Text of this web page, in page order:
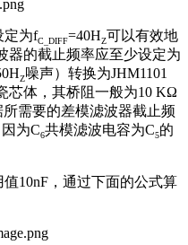
定为fC_DIFF=40HZ可以有效地
器的截止频率应至少设定为
Z噪声）转换为JHM1101
芯体，其桥阻一般为10 KΩ
所需要的差模滤波器截止频
为C6共模滤波电容为C5的
值10nF ，通过下面的公式算